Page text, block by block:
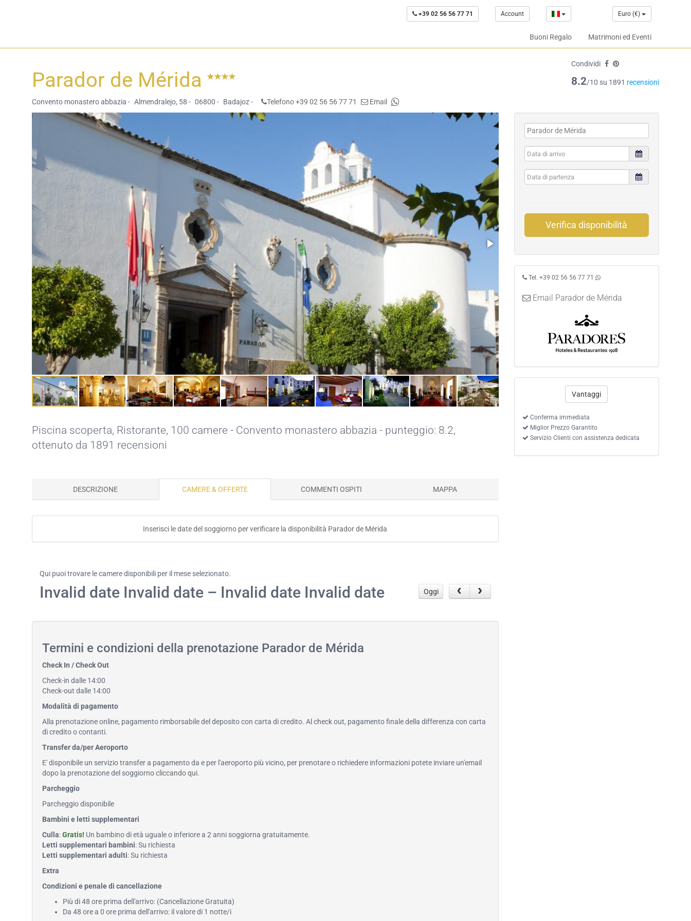
+39 02 56 56 77 71 Account Euro (€)
Buoni Regalo Matrimoni ed Eventi
Parador de Mérida
Convento monastero abbazia - Almendralejo, 58 - 06800 - Badajoz - Telefono +39 02 56 56 77 71 Email
Condividi
8.2/10 su 1891 recensioni
Verifica disponibilità
Tel. +39 02 56 56 77 71
Email Parador de Mérida
Vantaggi
Conferma immediata
Miglior Prezzo Garantito
Servizio Clienti con assistenza dedicata
Piscina scoperta, Ristorante, 100 camere - Convento monastero abbazia - punteggio: 8.2,
ottenuto da 1891 recensioni
DESCRIZIONE CAMERE & OFFERTE COMMENTI OSPITI MAPPA
Inserisci le date del soggiorno per verificare la disponibilità Parador de Mérida
Qui puoi trovare le camere disponibili per il mese selezionato.
Invalid date Invalid date – Invalid date Invalid date Oggi
Termini e condizioni della prenotazione Parador de Mérida
Check In / Check Out
Check-in dalle 14:00
Check-out dalle 14:00
Modalità di pagamento
Alla prenotazione online, pagamento rimborsabile del deposito con carta di credito. Al check out, pagamento finale della differenza con carta
di credito o contanti.
Transfer da/per Aeroporto
E' disponibile un servizio transfer a pagamento da e per l'aeroporto più vicino, per prenotare o richiedere informazioni potete inviare un'email
dopo la prenotazione del soggiornocliccando qui.
Parcheggio
Parcheggio disponibile
Bambini e letti supplementari
Culla:Gratis! Un bambino di età uguale o inferiore a 2 anni soggiorna gratuitamente.
Letti supplementari bambini: Su richiesta
Letti supplementari adulti: Su richiesta
Extra
Condizioni e penale di cancellazione
Più di 48 ore prima dell'arrivo: (Cancellazione Gratuita)
Da 48 ore a 0 ore prima dell'arrivo: il valore di 1 notte/i